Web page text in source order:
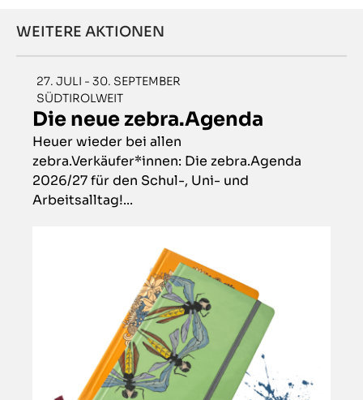
WEITERE AKTIONEN
27. JULI - 30. SEPTEMBER
SÜDTIROLWEIT
Die neue zebra.Agenda
Heuer wieder bei allen
zebra.Verkäufer*innen: Die zebra.Agenda
2026/27 für den Schul-, Uni- und
Arbeitsalltag!...